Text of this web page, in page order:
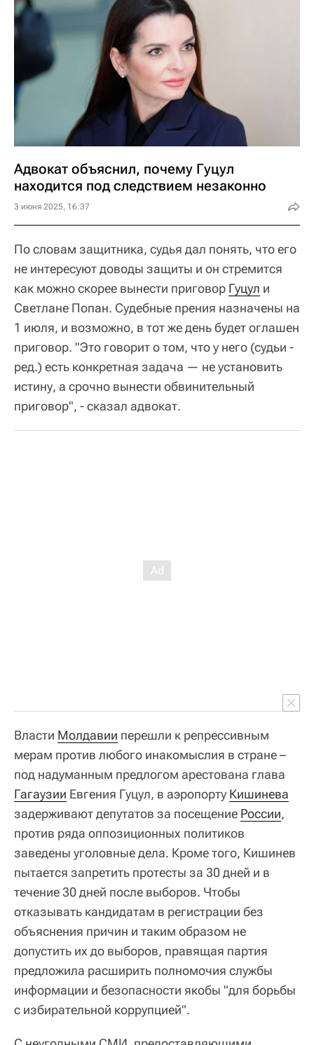
Адвокат объяснил, почему Гуцул
находится под следствием незаконно
3 июня 2025, 16:37
По словам защитника, судья дал понять, что его
не интересуют доводы защиты и он стремится
как можно скорее вынести приговор Гуцул и
Светлане Попан. Судебные прения назначены на
1 июля, и возможно, в тот же день будет оглашен
приговор. "Это говорит о том, что у него (судьи -
ред.) есть конкретная задача — не установить
истину, а срочно вынести обвинительный
приговор", - сказал адвокат.
Власти Молдавии перешли к репрессивным
мерам против любого инакомыслия в стране –
под надуманным предлогом арестована глава
Гагаузии Евгения Гуцул, в аэропорту Кишинева
задерживают депутатов за посещение России,
против ряда оппозиционных политиков
заведены уголовные дела. Кроме того, Кишинев
пытается запретить протесты за 30 дней и в
течение 30 дней после выборов. Чтобы
отказывать кандидатам в регистрации без
объяснения причин и таким образом не
допустить их до выборов, правящая партия
предложила расширить полномочия службы
информации и безопасности якобы "для борьбы
с избирательной коррупцией".